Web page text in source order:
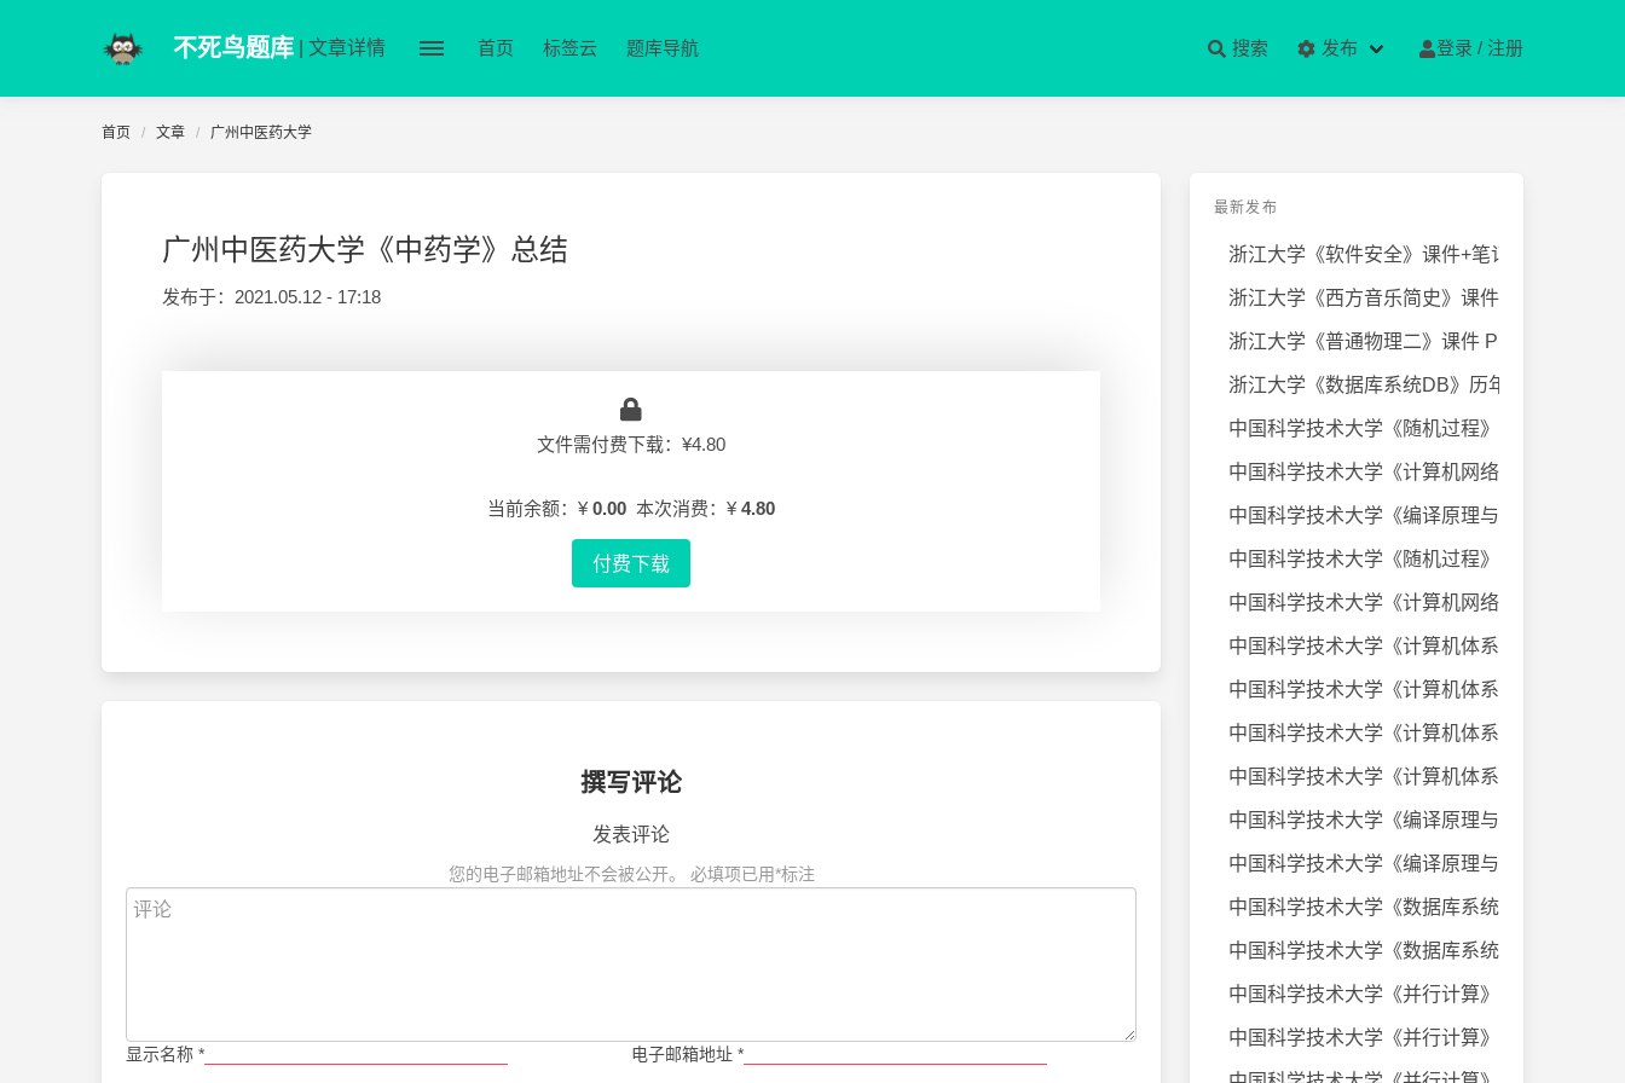
不死鸟题库 | 文章详情 首页 标签云 题库导航 搜索 发布 登录 / 注册
首页 文章 广州中医药大学
广州中医药大学《中药学》总结
发布于： 2021.05.12 - 17:18
文件需付费下载：¥4.80
当前余额：¥ 0.00 本次消费：¥ 4.80
付费下载
撰写评论
发表评论
您的电子邮箱地址不会被公开。 必填项已用*标注
显示名称 * 电子邮箱地址 *
最新发布
浙江大学《软件安全》课件+笔记
浙江大学《西方音乐简史》课件+笔
浙江大学《普通物理二》课件 PPT
浙江大学《数据库系统DB》历年试卷
中国科学技术大学《随机过程》近几
中国科学技术大学《计算机网络》课
中国科学技术大学《编译原理与技术
中国科学技术大学《随机过程》课件
中国科学技术大学《计算机网络》20
中国科学技术大学《计算机体系结构
中国科学技术大学《计算机体系结构
中国科学技术大学《计算机体系结构
中国科学技术大学《计算机体系结构
中国科学技术大学《编译原理与技术
中国科学技术大学《编译原理与技术
中国科学技术大学《数据库系统及应
中国科学技术大学《数据库系统及应
中国科学技术大学《并行计算》考试
中国科学技术大学《并行计算》考试